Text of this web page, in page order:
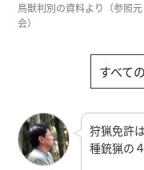
鳥獣判別の資料より（参照
会）
すべて
狩猟免許
種銃猟の